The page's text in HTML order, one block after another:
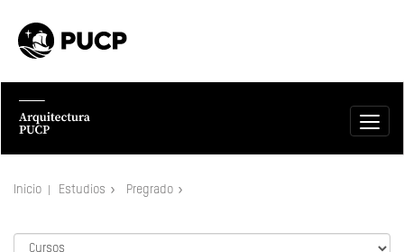
Inicio Estudios Pregrado